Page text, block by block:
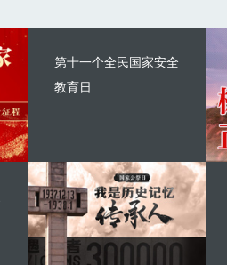
第十一个全民国家安全
教育日